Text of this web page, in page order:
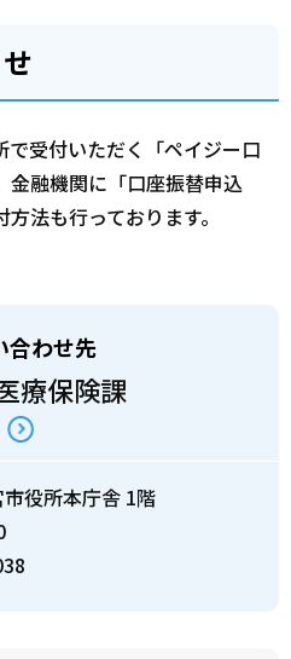
で受付いただく「ペイジー口
金融機関に「口座振替申込
法も行っております。
合わせ先
療保険課
役所本庁舎 1階